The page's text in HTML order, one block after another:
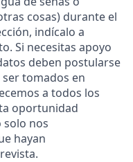
cosas) durante el
indícalo a
Si necesitas apoyo
deben postularse
tomados en
a todos los
oportunidad
solo nos
hayan